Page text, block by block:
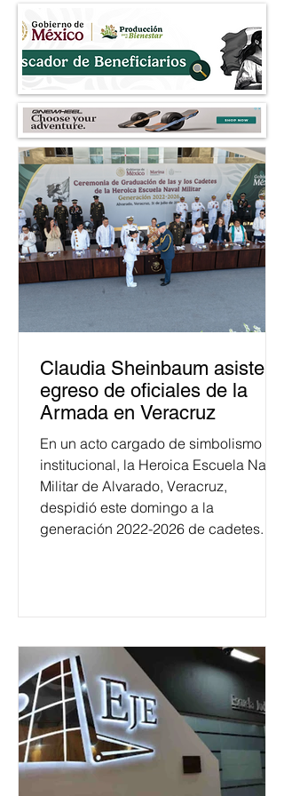
Claudia Sheinbaum asiste a
egreso de oficiales de la
Armada en Veracruz
En un acto cargado de simbolismo
institucional, la Heroica Escuela Naval
Militar de Alvarado, Veracruz,
despidió este domingo a la
generación 2022-2026 de cadetes.